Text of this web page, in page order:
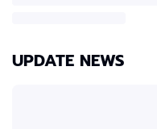
UPDATE NEWS